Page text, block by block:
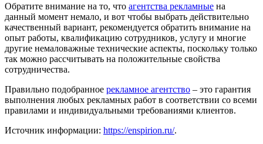
Обратите внимание на то, что агентства рекламные на
данный момент немало, и вот чтобы выбрать действительно
качественный вариант, рекомендуется обратить внимание на
опыт работы, квалификацию сотрудников, услугу и многие
другие немаловажные технические аспекты, поскольку только
так можно рассчитывать на положительные свойства
сотрудничества.
Правильно подобранное рекламное агентство – это гарантия
выполнения любых рекламных работ в соответствии со всеми
правилами и индивидуальными требованиями клиентов.
Источник информации: https://enspirion.ru/.